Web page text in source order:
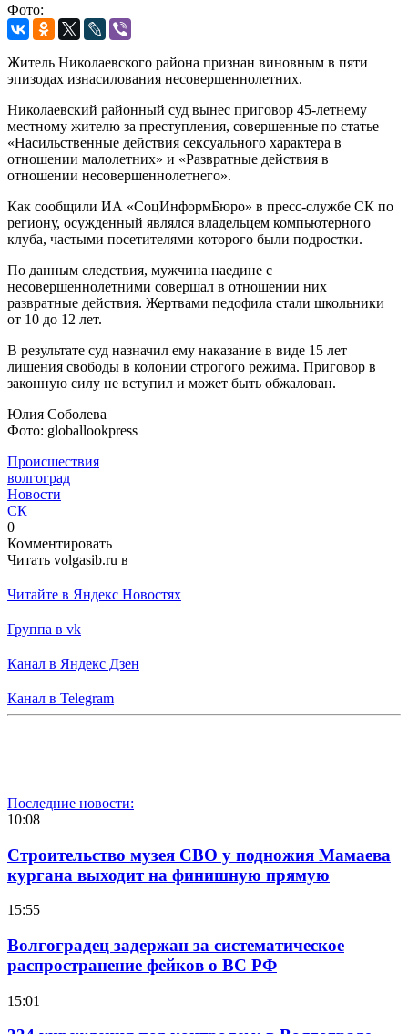
Фото:
Житель Николаевского района признан виновным в пяти
эпизодах изнасилования несовершеннолетних.
Николаевский районный суд вынес приговор 45-летнему
местному жителю за преступления, совершенные по статье
«Насильственные действия сексуального характера в
отношении малолетних» и «Развратные действия в
отношении несовершеннолетнего».
Как сообщили ИА «СоцИнформБюро» в пресс-службе СК по
региону, осужденный являлся владельцем компьютерного
клуба, частыми посетителями которого были подростки.
По данным следствия, мужчина наедине с
несовершеннолетними совершал в отношении них
развратные действия. Жертвами педофила стали школьники
от 10 до 12 лет.
В результате суд назначил ему наказание в виде 15 лет
лишения свободы в колонии строгого режима. Приговор в
законную силу не вступил и может быть обжалован.
Юлия Соболева
Фото: globallookpress
Происшествия
волгоград
Новости
СК
0
Комментировать
Читать volgasib.ru в
Читайте в Яндекс Новостях
Группа в vk
Канал в Яндекс Дзен
Канал в Telegram
Последние новости:
10:08
Строительство музея СВО у подножия Мамаева
кургана выходит на финишную прямую
15:55
Волгоградец задержан за систематическое
распространение фейков о ВС РФ
15:01